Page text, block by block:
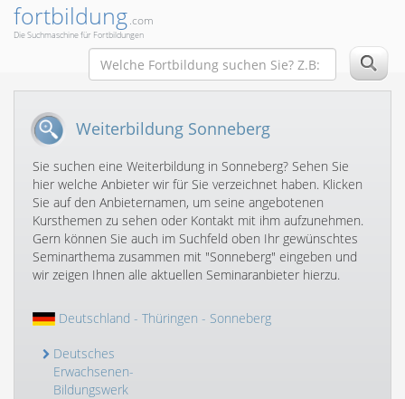
fortbildung.com
Die Suchmaschine für Fortbildungen
Weiterbildung Sonneberg
Sie suchen eine Weiterbildung in Sonneberg? Sehen Sie
hier welche Anbieter wir für Sie verzeichnet haben. Klicken
Sie auf den Anbieternamen, um seine angebotenen
Kursthemen zu sehen oder Kontakt mit ihm aufzunehmen.
Gern können Sie auch im Suchfeld oben Ihr gewünschtes
Seminarthema zusammen mit "Sonneberg" eingeben und
wir zeigen Ihnen alle aktuellen Seminaranbieter hierzu.
Deutschland - Thüringen - Sonneberg
Deutsches
Erwachsenen-
Bildungswerk